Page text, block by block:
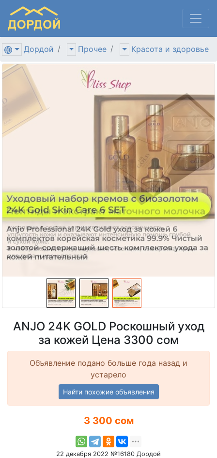
Дордой Прочее Красота и здоровье
ANJO 24K GOLD Роскошный уход
за кожей Цена 3300 сом
Объявление подано больше года назад и
устарело
Найти похожие объявления
3 300 сом
22 декабря 2022 №16180 Дордой